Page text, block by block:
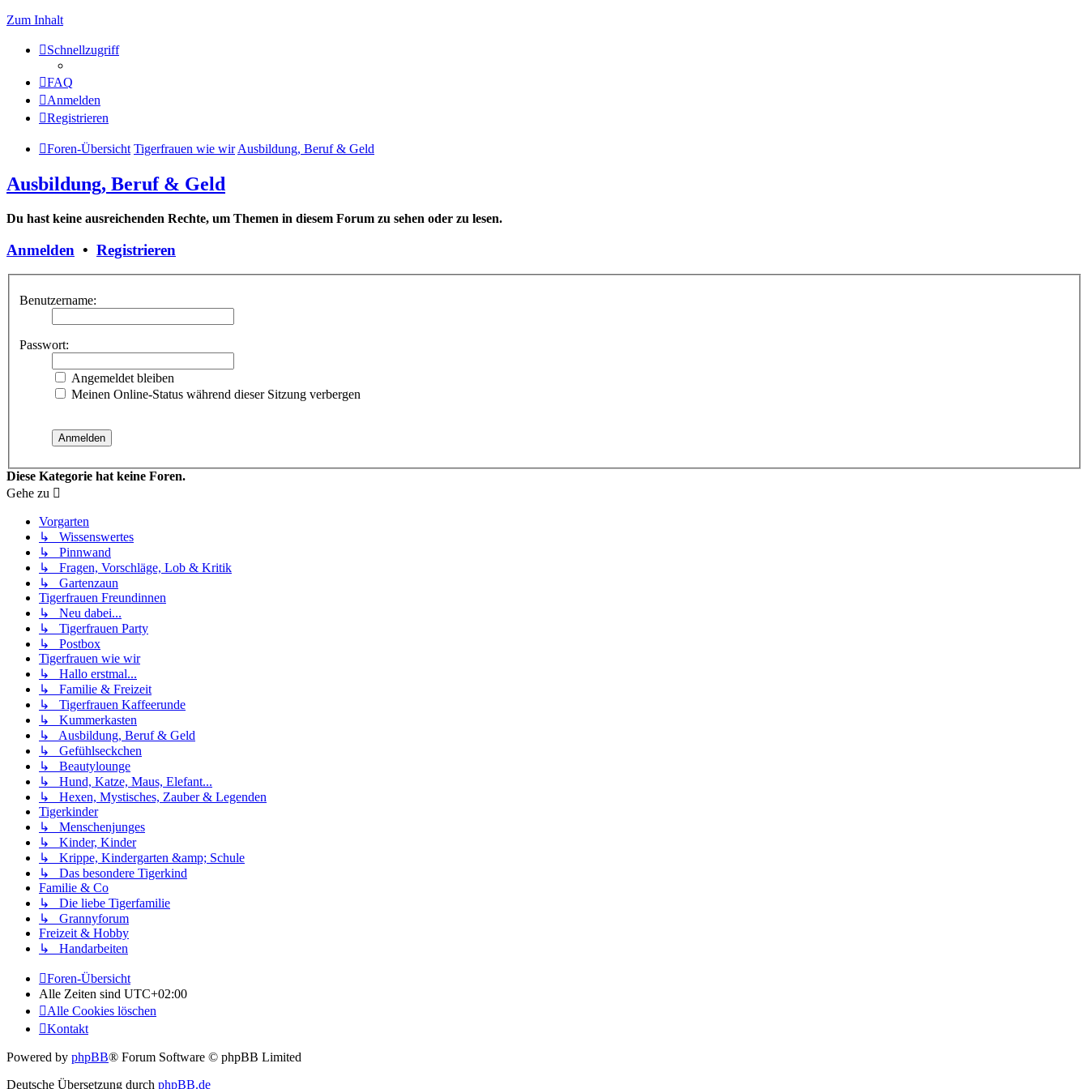
Zum Inhalt
Schnellzugriff
FAQ
Anmelden
Registrieren
Foren-Übersicht Tigerfrauen wie wir Ausbildung, Beruf & Geld
Ausbildung, Beruf & Geld
Du hast keine ausreichenden Rechte, um Themen in diesem Forum zu sehen oder zu lesen.
Anmelden • Registrieren
Benutzername:
Passwort:
Angemeldet bleiben
Meinen Online-Status während dieser Sitzung verbergen
Diese Kategorie hat keine Foren.
Gehe zu
Vorgarten
↳ Wissenswertes
↳ Pinnwand
↳ Fragen, Vorschläge, Lob & Kritik
↳ Gartenzaun
Tigerfrauen Freundinnen
↳ Neu dabei...
↳ Tigerfrauen Party
↳ Postbox
Tigerfrauen wie wir
↳ Hallo erstmal...
↳ Familie & Freizeit
↳ Tigerfrauen Kaffeerunde
↳ Kummerkasten
↳ Ausbildung, Beruf & Geld
↳ Gefühlseckchen
↳ Beautylounge
↳ Hund, Katze, Maus, Elefant...
↳ Hexen, Mystisches, Zauber & Legenden
Tigerkinder
↳ Menschenjunges
↳ Kinder, Kinder
↳ Krippe, Kindergarten &amp; Schule
↳ Das besondere Tigerkind
Familie & Co
↳ Die liebe Tigerfamilie
↳ Grannyforum
Freizeit & Hobby
↳ Handarbeiten
Foren-Übersicht
Alle Zeiten sind UTC+02:00
Alle Cookies löschen
Kontakt
Powered by phpBB® Forum Software © phpBB Limited
Deutsche Übersetzung durch phpBB.de